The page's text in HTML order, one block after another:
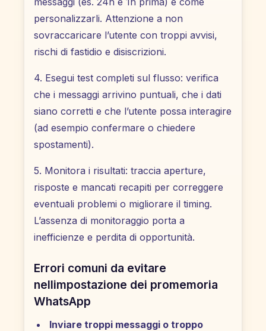
personalizzarli. Attenzione a non
sovraccaricare l’utente con troppi avvisi,
rischi di fastidio e disiscrizioni.
4. Esegui test completi sul flusso: verifica
che i messaggi arrivino puntuali, che i dati
siano corretti e che l’utente possa interagire
(ad esempio confermare o chiedere
spostamenti).
5. Monitora i risultati: traccia aperture,
risposte e mancati recapiti per correggere
eventuali problemi o migliorare il timing.
L’assenza di monitoraggio porta a
inefficienze e perdita di opportunità.
Errori comuni da evitare
nellimpostazione dei promemoria
WhatsApp
Inviare troppi messaggi o troppo